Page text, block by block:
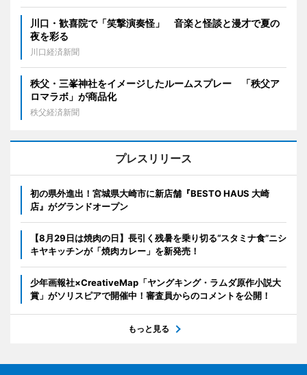
川口・歓喜院で「笑撃演奏怪」 音楽と怪談と漫才で夏の
夜を彩る
川口経済新聞
秩父・三峯神社をイメージしたルームスプレー 「秩父ア
ロマラボ」が商品化
秩父経済新聞
プレスリリース
初の県外進出！宮城県大崎市に新店舗『BESTO HAUS 大崎
店』がグランドオープン
【8月29日は焼肉の日】長引く残暑を乗り切る“スタミナ食”ニシ
キヤキッチンが「焼肉カレー」を新発売！
少年画報社×CreativeMap「ヤングキング・ラムダ原作小説大
賞」がソリスピアで開催中！審査員からのコメントを公開！
もっと見る